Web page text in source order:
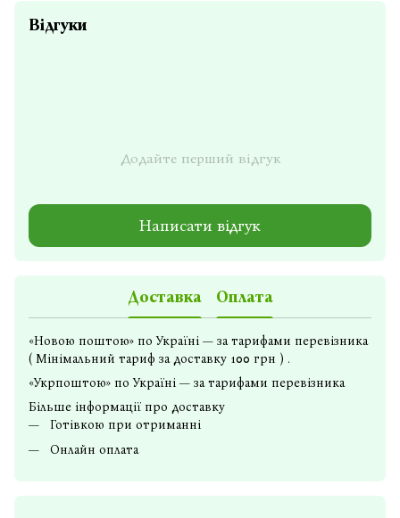
Відгуки
Додайте перший відгук
Написати відгук
Доставка Оплата
«Новою поштою» по Україні — за тарифами перевізника
( Мінімальний тариф за доставку 100 грн ) .
«Укрпоштою» по Україні — за тарифами перевізника
Більше інформації про доставку
Готівкою при отриманні
Онлайн оплата